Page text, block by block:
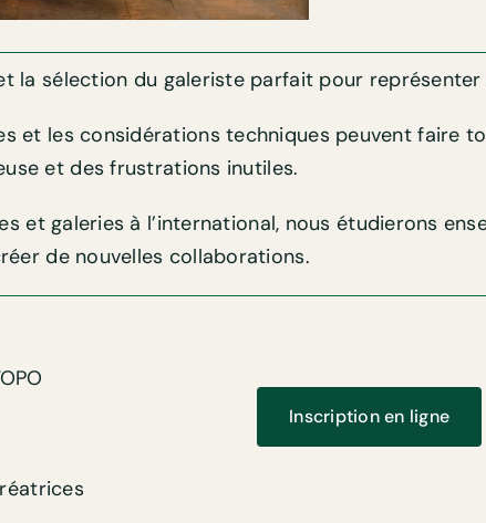
la sélection du galeriste parfait pour représenter
et les considérations techniques peuvent faire
et des frustrations inutiles.
et galeries à l’international, nous étudierons
de nouvelles collaborations.
Inscription en ligne